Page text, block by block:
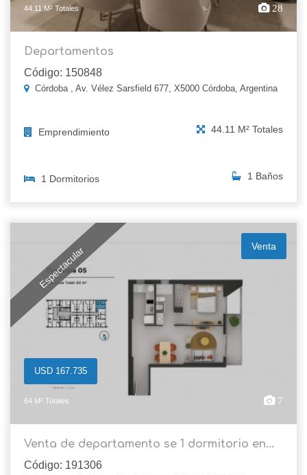
44.11 M² Totales 28
Departamentos
Código: 150848
Córdoba , Av. Vélez Sarsfield 677, X5000 Córdoba, Argentina
Emprendimiento 44.11 M² Totales
1 Dormitorios 1 Baños
Espectacular Venta
USD 167.735
64 M² Totales 7
Venta de departamento se 1 dormitorio en...
Código: 191306